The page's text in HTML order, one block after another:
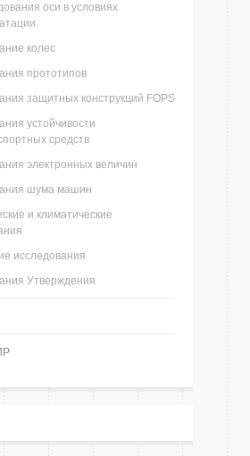
оси в условиях
колес
прототипов
защитных конструкций FOPS
устойчивости
средств
электронных величин
шума машин
и климатические
исследования
Утверждения